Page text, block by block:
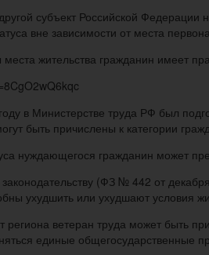
субъект Российской
вне зависимости от места
жительства гражданин имеет
в Министерстве труда РФ был
быть причислены к категории
нуждающегося гражданин может
(ФЗ № 442 от
ухудшить или ухудшают условия
региона ветеран труда может быть
единые общегосударственные